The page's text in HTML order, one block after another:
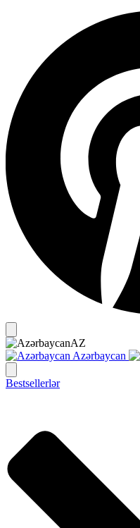
AZ
Azərbaycan
Bestsellerlər